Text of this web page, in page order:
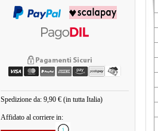
Spedizione da: 9,90 € (in tutta Italia)
Affidato al corriere in: